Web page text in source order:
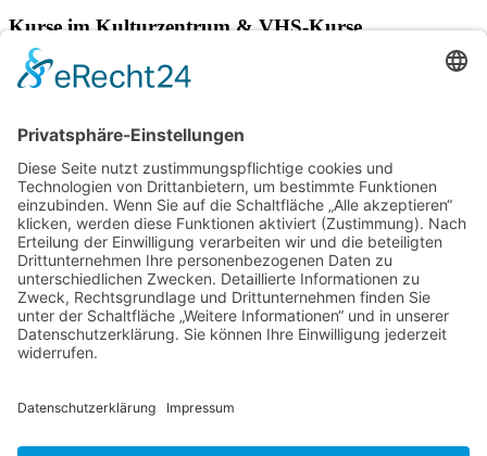
Kurse im Kulturzentrum & VHS-Kurse
Räumlichkeiten im Kulturzentrum für einige ihrer Kurse.
> Hier finden Sie eine aktuelle Übersicht.
Newsletter
Über alle Konzerte und Kurse informiert bleiben?
Wenn Sie unseren Newsletter abonnieren, erhalten Sie Infos zu
> Zum Anmeldeformular
Das Kulturzentrum.